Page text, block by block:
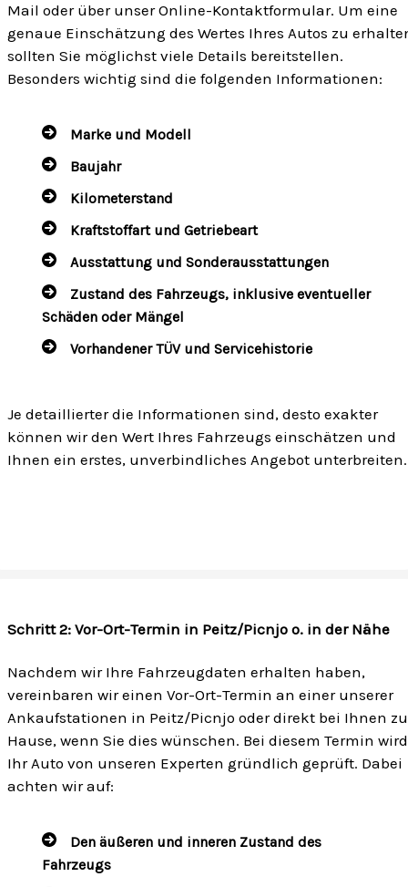
Mail oder über unser Online-Kontaktformular. Um eine
genaue Einschätzung des Wertes Ihres Autos zu
sollten Sie möglichst viele Details bereitstellen.
Besonders wichtig sind die folgenden Informationen:
Marke und Modell
Baujahr
Kilometerstand
Kraftstoffart und Getriebeart
Ausstattung und Sonderausstattungen
Zustand des Fahrzeugs, inklusive eventueller
Schäden oder Mängel
Vorhandener TÜV und Servicehistorie
Je detaillierter die Informationen sind, desto exakter
können wir den Wert Ihres Fahrzeugs einschätzen und
Ihnen ein erstes, unverbindliches Angebot unterbreiten.
Schritt 2: Vor-Ort-Termin in Peitz/Picnjo o. in der Nähe
Nachdem wir Ihre Fahrzeugdaten erhalten haben,
vereinbaren wir einen Vor-Ort-Termin an einer unserer
Ankaufstationen in Peitz/Picnjo oder direkt bei Ihnen zu
Hause, wenn Sie dies wünschen. Bei diesem Termin wird
Ihr Auto von unseren Experten gründlich geprüft. Dabei
achten wir auf:
Den äußeren und inneren Zustand des
Fahrzeugs